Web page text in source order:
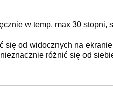
w temp. max 30 stopni,
się od widocznych na
różnić się od